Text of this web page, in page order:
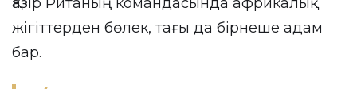
жігіттерден бөлек, тағы да бірнеше адам
бар.